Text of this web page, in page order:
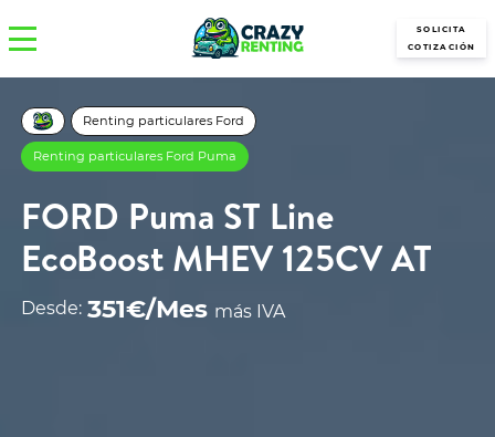
SOLICITA
COTIZACIÓN
Renting particulares Ford
Renting particulares Ford Puma
FORD Puma ST Line
EcoBoost MHEV 125CV AT
Desde: 351€/Mes más IVA